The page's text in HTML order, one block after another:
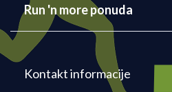
Run 'n more ponuda
Kontakt informacije